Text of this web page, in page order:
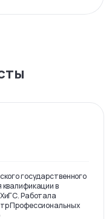
государственного
в
Работала
Профессиональных